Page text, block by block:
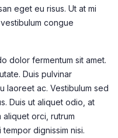
eget eu risus. Ut at mi
congue
dolor fermentum sit amet.
Duis pulvinar
laoreet ac. Vestibulum sed
Duis ut aliquet odio, at
aliquet orci, rutrum
dignissim nisi.